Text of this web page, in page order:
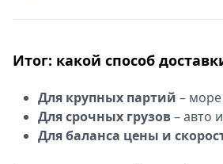
Итог: какой способ
Для крупных партий –
Для срочных грузов– авто
Для баланса цены и